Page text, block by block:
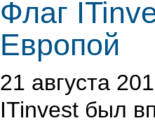
Флаг
Европой
21 августа
ITinvest был